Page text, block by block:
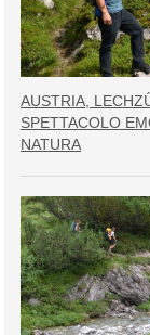
AUSTRIA,
SPETTACOLO
NATURA